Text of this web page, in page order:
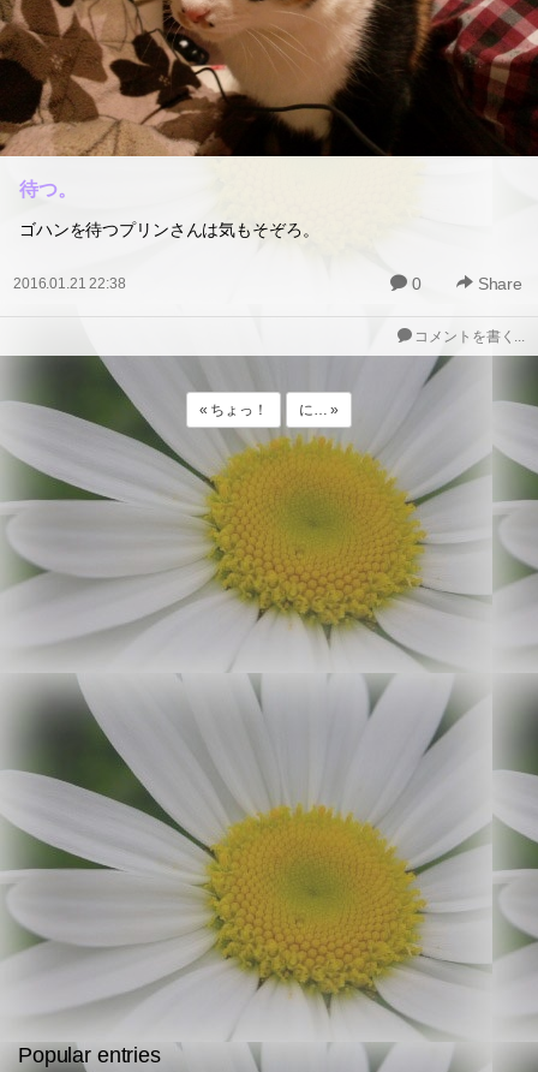
待つ。
ゴハンを待つプリンさんは気もそぞろ。
2016.01.21 22:38 0 Share
コメントを書く...
« ちょっ！ に… »
Popular entries